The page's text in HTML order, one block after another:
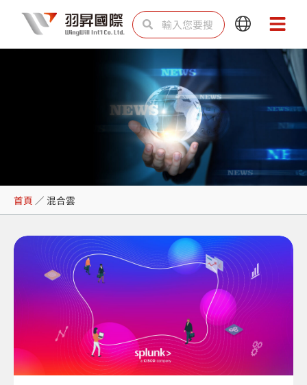
主
搜
尋 尋
Main
Menu
Main
Menu
混合雲
首頁 ／ 混合雲